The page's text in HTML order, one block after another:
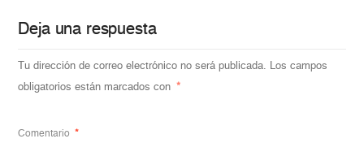
Deja una respuesta
Tu dirección de correo electrónico no será publicada. Los campos
obligatorios están marcados con
*
Comentario *